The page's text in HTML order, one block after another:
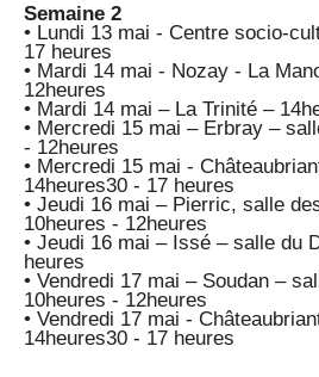
Semaine 2
• Lundi 13 mai - Centre socio-
17 heures
• Mardi 14 mai - Nozay - La
12heures
• Mardi 14 mai – La Trinité –
• Mercredi 15 mai – Erbray –
- 12heures
• Mercredi 15 mai -
14heures30 - 17 heures
• Jeudi 16 mai – Pierric, salle
10heures - 12heures
• Jeudi 16 mai – Issé – salle du
heures
• Vendredi 17 mai – Soudan –
10heures - 12heures
• Vendredi 17 mai -
14heures30 - 17 heures